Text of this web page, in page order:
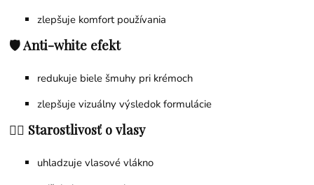
zlepšuje komfort používania
🛡️ Anti-white efekt
redukuje biele šmuhy pri krémoch
zlepšuje vizuálny výsledok formulácie
💇‍♀️ Starostlivosť o vlasy
uhladzuje vlasové vlákno